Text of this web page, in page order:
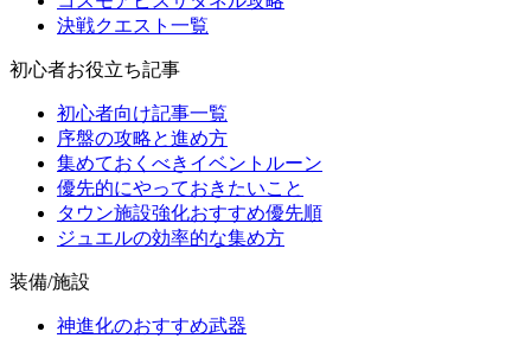
決戦クエスト一覧
初心者お役立ち記事
初心者向け記事一覧
序盤の攻略と進め方
集めておくべきイベントルーン
優先的にやっておきたいこと
タウン施設強化おすすめ優先順
ジュエルの効率的な集め方
装備/施設
神進化のおすすめ武器